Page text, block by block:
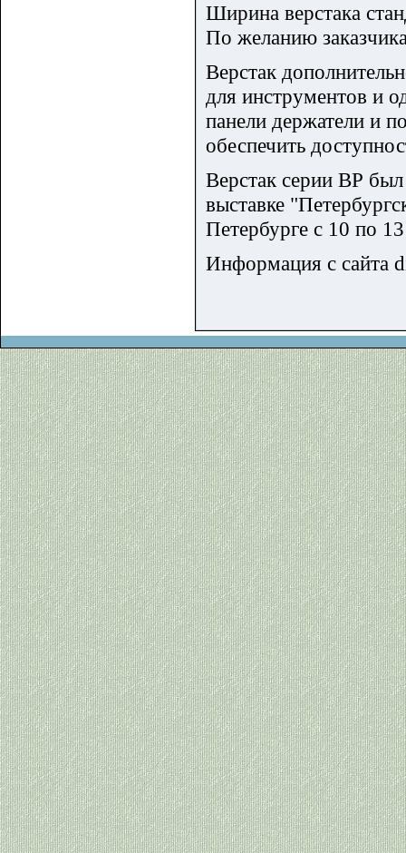
Ширина верстака
По желанию
Верстак
для инструментов и
панели держатели и
обеспечить
Верстак серии ВР
выставке
Петербурге с 10 по
Информация с сайта